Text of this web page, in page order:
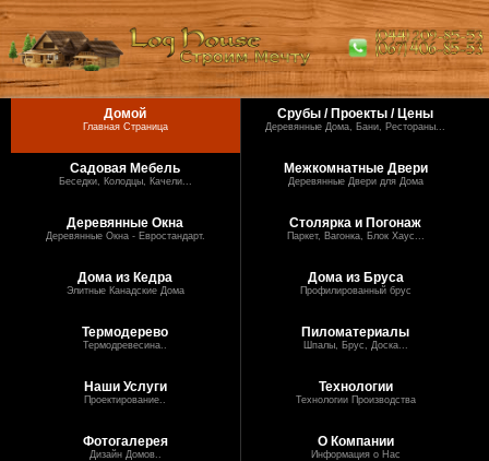
Домой
Главная Страница
Срубы / Проекты / Цены
Деревянные Дома, Бани, Рестораны...
Садовая Мебель
Беседки, Колодцы, Качели...
Межкомнатные Двери
Деревянные Двери для Дома
Деревянные Окна
Деревянные Окна - Евростандарт.
Столярка и Погонаж
Паркет, Вагонка, Блок Хаус...
Дома из Кедра
Элитные Канадские Дома
Дома из Бруса
Профилированный брус
Термодерево
Термодревесина..
Пиломатериалы
Шпалы, Брус, Доска...
Наши Услуги
Проектирование..
Технологии
Технологии Производства
Фотогалерея
Дизайн Домов..
О Компании
Информация о Нас